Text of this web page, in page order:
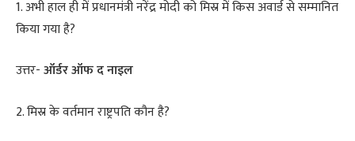
1. अभी हाल ही में प्रधानमंत्री नरेंद्र मोदी को मिस्र में किस अवार्ड से सम्मानित
किया गया है?
उत्तर-ऑर्डर ऑफ द नाइल
2. मिस्र के वर्तमान राष्ट्रपति कौन है?